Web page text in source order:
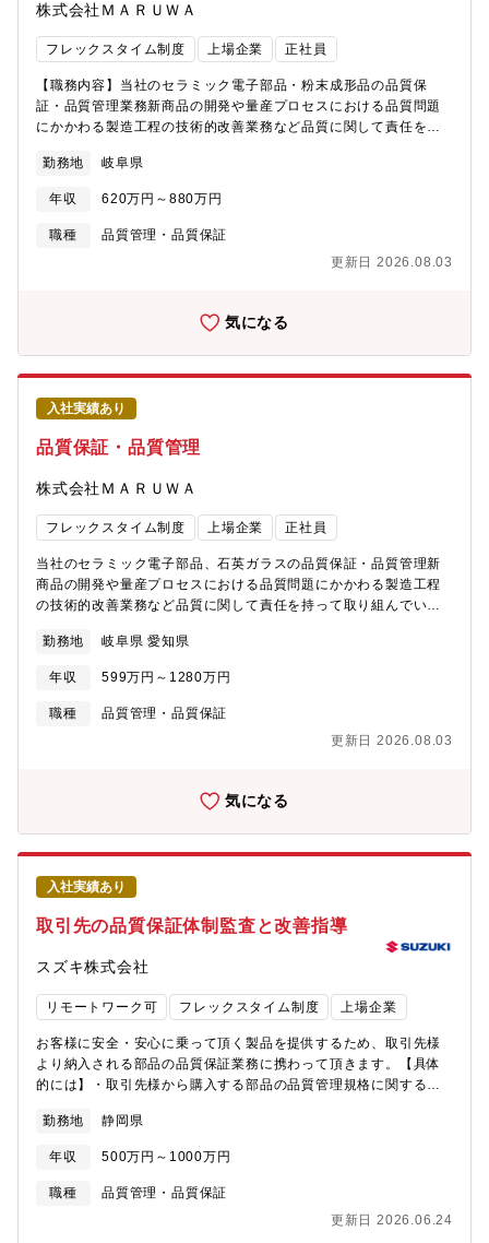
宅勤務：週2、3日程度③キャリア入社者の声/活躍事例★44歳（社
しては技術や特許など堅実な仕事をしているイメージがありまし
ました。このような取り組みが基礎になり堅実な仕事につなげて
いけるのだと感じています。自動車の先進安全や自動運転の技術
はまだまだこれから発展していく分野であり、新たに取り組まな
ければいけない業務も多く関係部署と連携し、いろいろな人と情
できています。
株式会社ＭＡＲＵＷＡ
フレックスタイム制度 上場企業 正社員
【職務内容】当社のセラミック電子部品・粉末成形品の品質保
証・品質管理業務新商品の開発や量産プロセスにおける品質問題
にかかわる製造工程の技術的改善業務など品質に関して責任を持
す。・顧客対応（監査・クレーム・品質打ち合わせ）・外部購
入・委託メーカーへの品質対応・社内クレーム対応・部内品質管
理 等【担当製品】セラミック電子部品・粉末成形品【この仕事
の面白さ・魅力】会社の成長には品質が最重要であり、責任とや
勤務地 岐阜県
年収 620万円～880万円
職種
品質管理・品質保証
更新日 2026.08.03
気になる
入社実績あり
品質保証・品質管理
株式会社ＭＡＲＵＷＡ
フレックスタイム制度 上場企業 正社員
当社のセラミック電子部品、石英ガラスの品質保証・品質管理新
商品の開発や量産プロセスにおける品質問題にかかわる製造工程
の技術的改善業務など品質に関して責任を持って取り組んでいた
レーム撲滅活動（社内、社外・顧客対応含む）・新製品立ち上げ
にともなう、工程品質の確立・顧客監査対応【担当製品／勤務
地】◇セラミック厚膜・薄膜基板、粉末成型部品、モジュール製
品（高周波・アンテナ）等／土岐工場（岐阜）、山の田工場（愛
ナ、セラミック端子等／直江津工場・春日山工場（新潟）※適性
はマネジメント業務をお任せする可能性があります。【この仕事
の面白さ・魅力】製品数や顧客の広がりに伴い、現状よりも更な
る製品品質の向上、品質保証体制の強化に貢献いただくことがで
きます。
勤務地 岐阜県 愛知県
年収 599万円～1280万円
職種
品質管理・品質保証
更新日 2026.08.03
気になる
入社実績あり
取引先の品質保証体制監査と改善指導
スズキ株式会社
リモートワーク可 フレックスタイム制度 上場企業
お客様に安全・安心に乗って頂く製品を提供するため、取引先様
より納入される部品の品質保証業務に携わって頂きます。【具体
的には】・取引先様から購入する部品の品質管理規格に関する業
【採用背景】今後、開発導入されていく先進安全技術やCS/SU法
規対応、EV化への対応として自動車部品はますます複雑となって
作り方も変わり、新たな取引先様も増加してきています。こうい
った状況に対し、製造工程の確からしさを確認し、取引先様の品
を持つ人材を求めています。【部門のミッション】お客様へ品質
勤務地 静岡県
年収 500万円～1000万円
職種
品質管理・品質保証
更新日 2026.06.24